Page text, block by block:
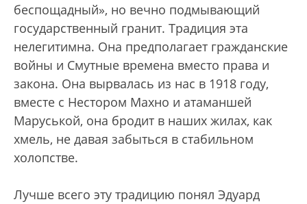
беспощадный», но вечно подмывающий
государственный гранит. Традиция эта
нелегитимна. Она предполагает гражданские
войны и Смутные времена вместо права и
закона. Она вырвалась из нас в 1918 году,
вместе с Нестором Махно и атаманшей
Маруськой, она бродит в наших жилах, как
хмель, не давая забыться в стабильном
холопстве.
Лучше всего эту традицию понял Эдуард